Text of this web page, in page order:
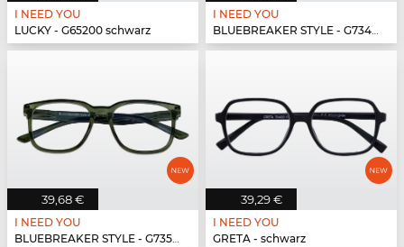
I NEED YOU
LUCKY - G65200 schwarz
I NEED YOU
BLUEBREAKER STYLE - G73400 grau
39,68 €
I NEED YOU
BLUEBREAKER STYLE - G73500 grün
39,29 €
I NEED YOU
GRETA - schwarz